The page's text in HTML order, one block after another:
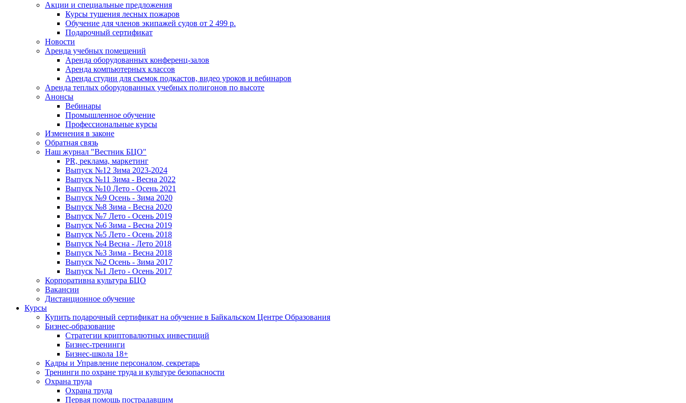
Акции и специальные предложения
Курсы тушения лесных пожаров
Обучение для членов экипажей судов от 2 499 р.
Подарочный сертификат
Новости
Аренда учебных помещений
Аренда оборудованных конференц-залов
Аренда компьютерных классов
Аренда студии для съемок подкастов, видео уроков и вебинаров
Аренда теплых оборудованных учебных полигонов по высоте
Анонсы
Вебинары
Промышленное обучение
Профессиональные курсы
Изменения в законе
Обратная связь
Наш журнал "Вестник БЦО"
PR, реклама, маркетинг
Выпуск №12 Зима 2023-2024
Выпуск №11 Зима - Весна 2022
Выпуск №10 Лето - Осень 2021
Выпуск №9 Осень - Зима 2020
Выпуск №8 Зима - Весна 2020
Выпуск №7 Лето - Осень 2019
Выпуск №6 Зима - Весна 2019
Выпуск №5 Лето - Осень 2018
Выпуск №4 Весна - Лето 2018
Выпуск №3 Зима - Весна 2018
Выпуск №2 Осень - Зима 2017
Выпуск №1 Лето - Осень 2017
Корпоративна культура БЦО
Вакансии
Дистанционное обучение
Курсы
Купить подарочный сертификат на обучение в Байкальском Центре Образования
Бизнес-образование
Стратегии криптовалютных инвестиций
Бизнес-тренинги
Бизнес-школа 18+
Кадры и Управление персоналом, секретарь
Тренинги по охране труда и культуре безопасности
Охрана труда
Охрана труда
Первая помощь пострадавшим